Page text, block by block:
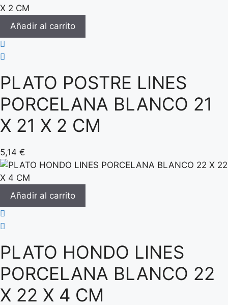
Añadir al carrito
PLATO POSTRE LINES
PORCELANA BLANCO 21
X 21 X 2 CM
5,14 €
Añadir al carrito
PLATO HONDO LINES
PORCELANA BLANCO 22
X 22 X 4 CM